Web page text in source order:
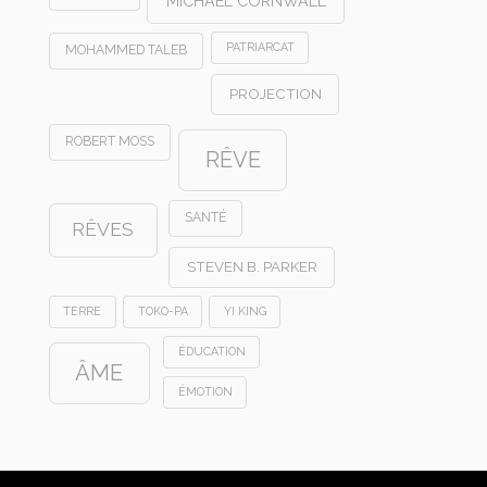
MOHAMMED TALEB PATRIARCAT
PROJECTION
ROBERT MOSS
RÊVE
RÊVES
SANTÉ
STEVEN B. PARKER
TERRE TOKO-PA YI KING
ÂME
ÉDUCATION
ÉMOTION